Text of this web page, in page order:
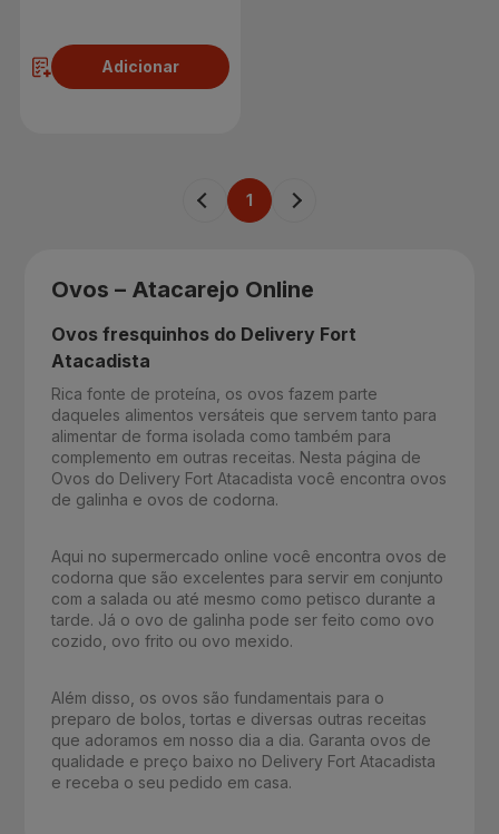
Adicionar
1
Ovos – Atacarejo Online
Ovos fresquinhos do Delivery Fort
Atacadista
Rica fonte de proteína, os ovos fazem parte
daqueles alimentos versáteis que servem tanto para
alimentar de forma isolada como também para
complemento em outras receitas. Nesta página de
Ovos do Delivery Fort Atacadista você encontra ovos
de galinha e ovos de codorna.
Aqui no supermercado online você encontra ovos de
codorna que são excelentes para servir em conjunto
com a salada ou até mesmo como petisco durante a
tarde. Já o ovo de galinha pode ser feito como ovo
cozido, ovo frito ou ovo mexido.
Além disso, os ovos são fundamentais para o
preparo de bolos, tortas e diversas outras receitas
que adoramos em nosso dia a dia. Garanta ovos de
qualidade e preço baixo no Delivery Fort Atacadista
e receba o seu pedido em casa.